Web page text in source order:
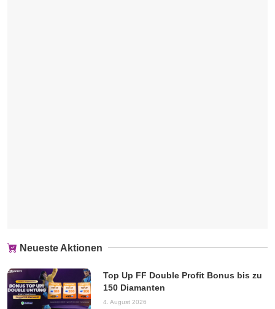
Neueste Aktionen
Top Up FF Double Profit Bonus bis zu
150 Diamanten
4. August 2026